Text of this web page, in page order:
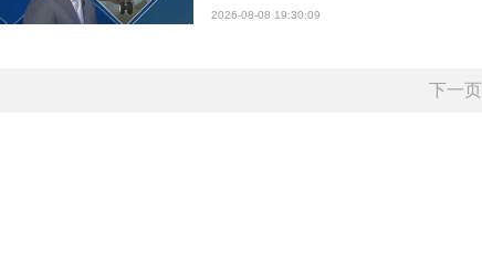
2026-08-08 19:30:09
下一页